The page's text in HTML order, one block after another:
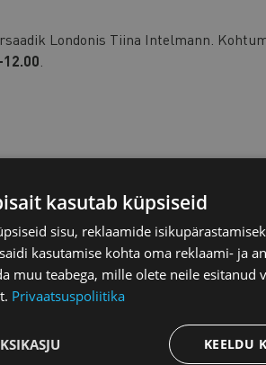
Londonis Tiina Intelmann.
kasutab küpsiseid
sisu, reklaamide
kasutamise kohta oma reklaami- ja
muu teabega, mille olete neile esitanud
Privaatsuspoliitika
KEELDU